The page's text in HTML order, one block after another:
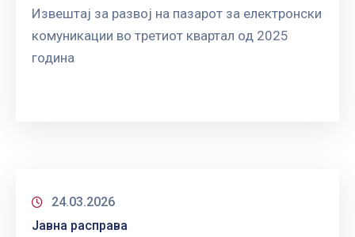
ТЕЛЕКОМУНИКАЦИИ
АНАЛИЗА
НАБАВКИ
Извештај за развој на пазарот за електронски
комуникации во третиот квартал од 2025
година
24.03.2026
Јавна расправа